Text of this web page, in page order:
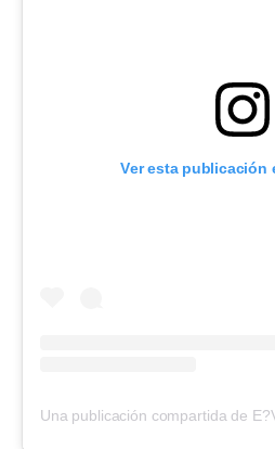
Ver esta publicación